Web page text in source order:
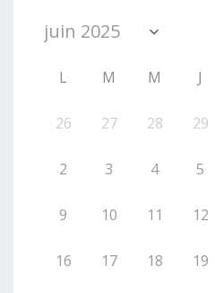
L M M J
26 27 28 29
2 3 4 5
9 10 11 12
16 17 18 19